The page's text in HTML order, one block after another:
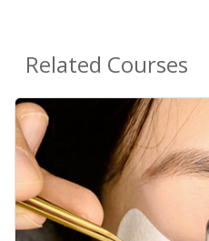
Related Courses